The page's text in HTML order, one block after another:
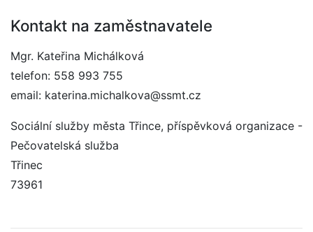
Kontakt na zaměstnavatele
Mgr. Kateřina Michálková
telefon: 558 993 755
email: katerina.michalkova@ssmt.cz
Sociální služby města Třince, příspěvková organizace -
Pečovatelská služba
Třinec
73961